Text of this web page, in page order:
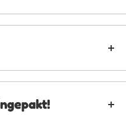
inkijkexemplaar of